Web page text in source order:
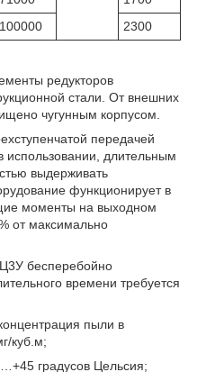
100000 2300
редукторов
стали. От внешних
чугунным корпусом.
передачей
использовании, длительным
выдерживать
функционирует в
моменты на выходном
от максимально
бесперебойно
времени требуется
пыли в
куб.м;
градусов Цельсия;